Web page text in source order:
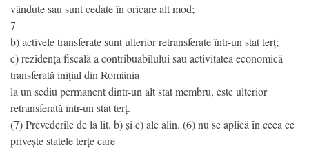
vândute sau sunt cedate în oricare alt mod;
7
b) activele transferate sunt ulterior retransferate într-un stat terț;
c) rezidența fiscală a contribuabilului sau activitatea economică
transferată inițial din România
la un sediu permanent dintr-un alt stat membru, este ulterior
retransferată într-un stat terț.
(7) Prevederile de la lit. b) și c) ale alin. (6) nu se aplică în ceea ce
privește statele terțe care